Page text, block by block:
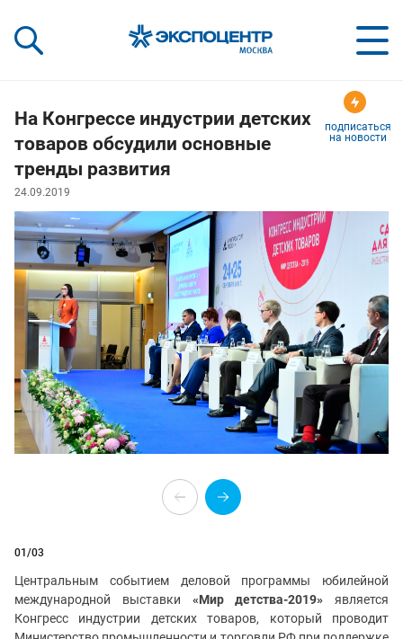
Shows:
a Key to Your Success
выставки вашего
подписаться
на новости
На Конгрессе индустрии детских
товаров обсудили основные
тренды развития
24.09.2019
01 /03
Центральным событием деловой программы юбилейной
международной выставки «Мир детства-2019» является
Конгресс индустрии детских товаров, который проводит